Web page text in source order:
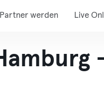
Partner werden Live